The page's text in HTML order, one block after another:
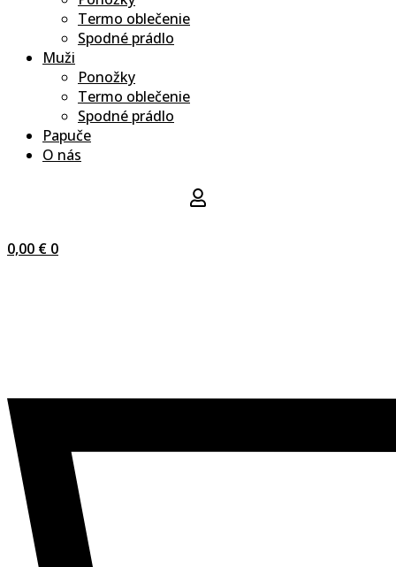
Termo oblečenie
Spodné prádlo
Muži
Ponožky
Termo oblečenie
Spodné prádlo
Papuče
O nás
0,00 € 0